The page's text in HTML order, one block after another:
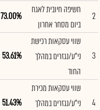
2
חשיפה חיובית לאגח
ביום מסחר אחרון
73.00%
3
שווי עסקאות רכישת
ני"ע/נגזרים במהלך
החוד
53.61%
4
שווי עסקאות מכירת
ני"ע/נגזרים במהלך
51.43%